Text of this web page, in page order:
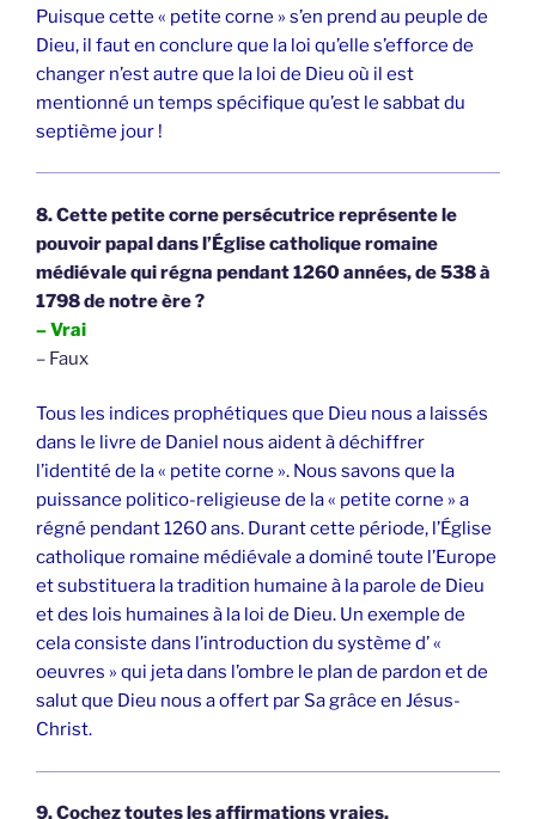
Puisque cette « petite corne » s’en prend au peuple de
Dieu, il faut en conclure que la loi qu’elle s’efforce de
changer n’est autre que la loi de Dieu où il est
mentionné un temps spécifique qu’est le sabbat du
septième jour !
8. Cette petite corne persécutrice représente le
pouvoir papal dans l’Église catholique romaine
médiévale qui régna pendant 1260 années, de 538 à
1798 de notre ère ?
– Vrai
– Faux
Tous les indices prophétiques que Dieu nous a laissés
dans le livre de Daniel nous aident à déchiffrer
l’identité de la « petite corne ». Nous savons que la
puissance politico-religieuse de la « petite corne » a
régné pendant 1260 ans. Durant cette période, l’Église
catholique romaine médiévale a dominé toute l’Europe
et substituera la tradition humaine à la parole de Dieu
et des lois humaines à la loi de Dieu. Un exemple de
cela consiste dans l’introduction du système d’ «
oeuvres » qui jeta dans l’ombre le plan de pardon et de
salut que Dieu nous a offert par Sa grâce en Jésus-
Christ.
9. Cochez toutes les affirmations vraies.